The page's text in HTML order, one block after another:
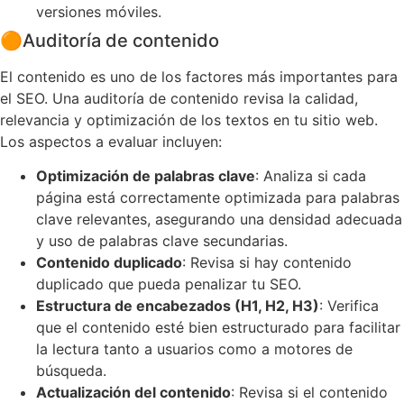
versiones móviles.
🟠Auditoría de contenido
El contenido es uno de los factores más importantes para
el SEO. Una auditoría de contenido revisa la calidad,
relevancia y optimización de los textos en tu sitio web.
Los aspectos a evaluar incluyen:
Optimización de palabras clave: Analiza si cada
página está correctamente optimizada para palabras
clave relevantes, asegurando una densidad adecuada
y uso de palabras clave secundarias.
Contenido duplicado: Revisa si hay contenido
duplicado que pueda penalizar tu SEO.
Estructura de encabezados (H1, H2, H3): Verifica
que el contenido esté bien estructurado para facilitar
la lectura tanto a usuarios como a motores de
búsqueda.
Actualización del contenido: Revisa si el contenido